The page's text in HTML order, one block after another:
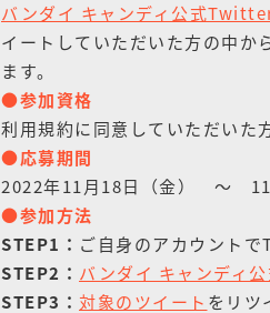
バンダイ キャンディ公式
イートしていただいた方の中か
ます。
●参加資格
利用規約に同意していただいた
●応募期間
2022年11月18日（金） ～ 11
●参加方法
STEP1： ご自身のアカウント
STEP2： バンダイ キャンディ
STEP3： 対象のツイート をリツ